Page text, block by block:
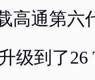
高通第
级到了